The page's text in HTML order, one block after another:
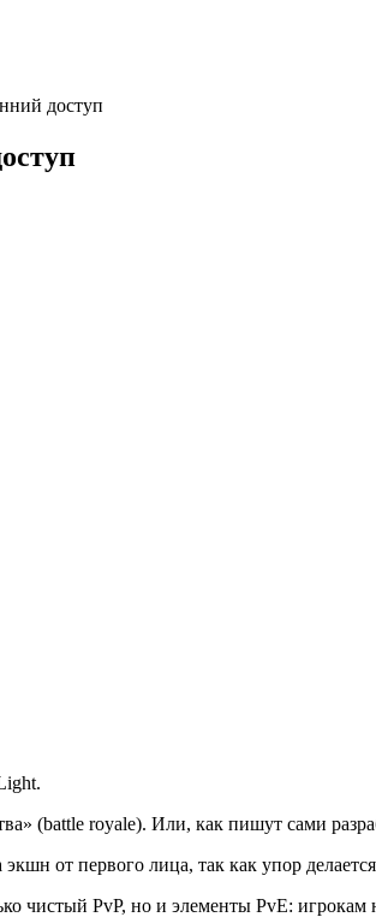
доступ
(battle royale). Или, как пишут сами
от первого лица, так как упор
чистый PvP, но и элементы PvE: